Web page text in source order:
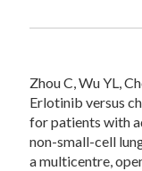
Zhou C, Wu YL,
Erlotinib versus
for patients with
non-small-cell
a multicentre,